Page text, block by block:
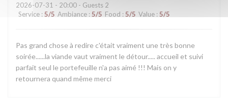
2026-07-31 - 20:00 - Guests 2
Service : 5/5 Ambiance : 5/5 Food : 5/5 Value : 5/5
Pas grand chose à redire c'était vraiment une très bonne
soirée......la viande vaut vraiment le détour..... accueil et suivi
parfait seul le portefeuille n'a pas aimé !!! Mais on y
retournera quand même merci